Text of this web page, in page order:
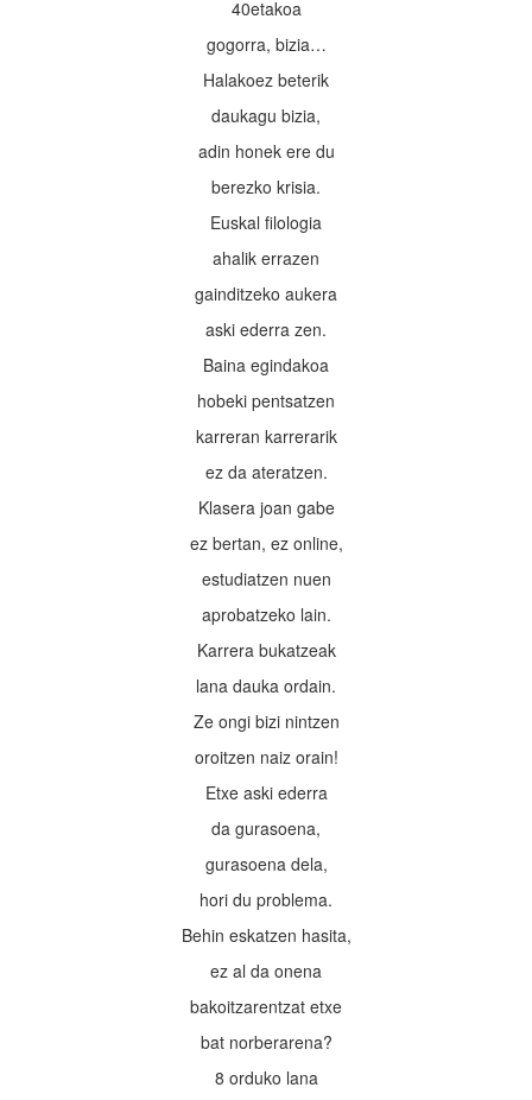
40etakoa
gogorra, bizia…
Halakoez beterik
daukagu bizia,
adin honek ere du
berezko krisia.
Euskal filologia
ahalik errazen
gainditzeko aukera
aski ederra zen.
Baina egindakoa
hobeki pentsatzen
karreran karrerarik
ez da ateratzen.
Klasera joan gabe
ez bertan, ez online,
estudiatzen nuen
aprobatzeko lain.
Karrera bukatzeak
lana dauka ordain.
Ze ongi bizi nintzen
oroitzen naiz orain!
Etxe aski ederra
da gurasoena,
gurasoena dela,
hori du problema.
Behin eskatzen hasita,
ez al da onena
bakoitzarentzat etxe
bat norberarena?
8 orduko lana